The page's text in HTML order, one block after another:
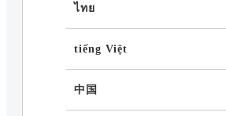
ไทย
tiếng Việt
中国